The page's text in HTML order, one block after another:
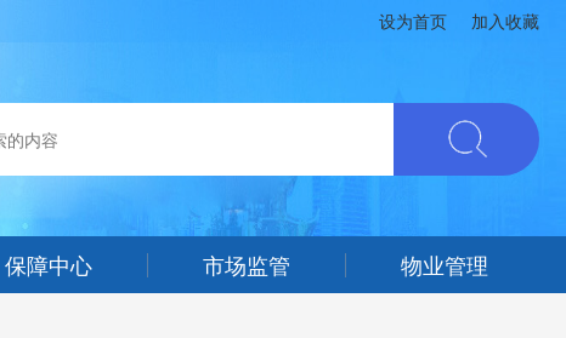
设为首页 加入收藏
保障中心 市场监管 物业管理